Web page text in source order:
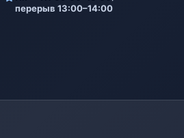
перерыв 13:00–14:00